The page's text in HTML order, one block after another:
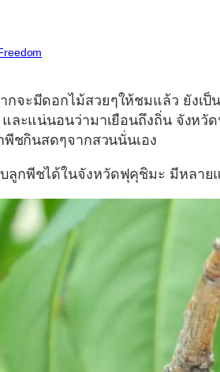
จะมีดอกไม้สวยๆให้ชมแล้ว ยังเป็
และแน่นอนว่ามาเยือนถึงถิ่น จังหวั
พีชกินสดๆจากสวนนั่นเอง
บลูกพีชได้ในจังหวัดฟุคุชิมะ มีหลาย